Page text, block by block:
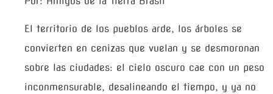
El territorio de los pueblos arde, los árboles se
convierten en cenizas que vuelan y se desmoronan
sobre las ciudades: el cielo oscuro cae con un peso
inconmensurable, desalineando el tiempo, y ya no